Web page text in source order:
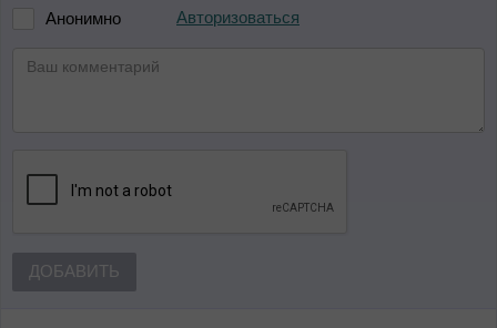
Анонимно Авторизоваться
ДОБАВИТЬ